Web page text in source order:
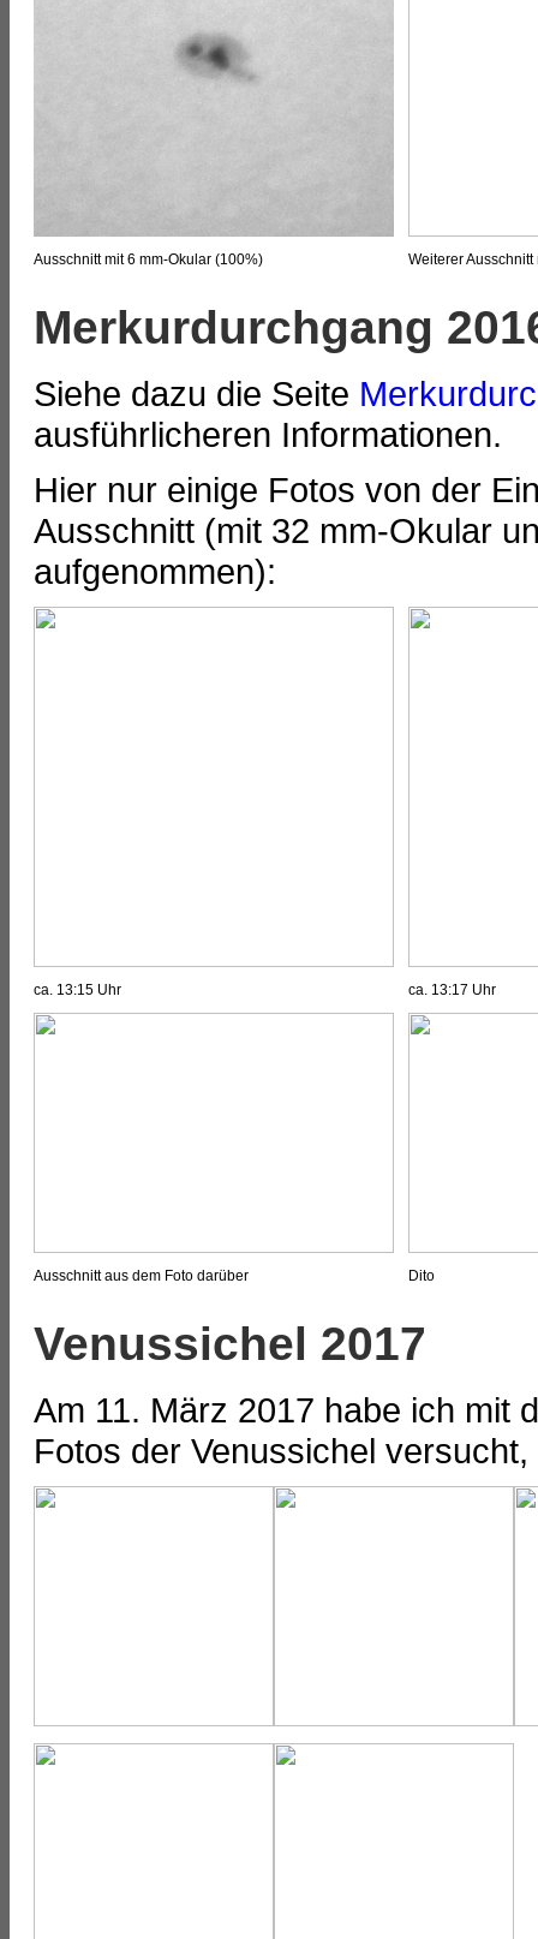
Ausschnitt mit 6 mm-Okular (100%) Weiterer
Merkurdurchgang
Siehe dazu die Seite
ausführlicheren Informationen.
Hier nur einige Fotos von der
Ausschnitt (mit 32 mm-Okular
aufgenommen):
ca. 13:15 Uhr ca. 13:17 Uhr
Ausschnitt aus dem Foto darüber Dito
Venussichel 2017
Am 11. März 2017 habe ich mit
Fotos der Venussichel